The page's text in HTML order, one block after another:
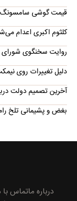
قیمت گوشی سامسونگ،
کلثوم اکبری اعدام
روایت سخنگوی شورای
دلیل تغییرات روی
آخرین تصمیم دولت
بغض و پشیمانی تلخ
درباره ماتماس با